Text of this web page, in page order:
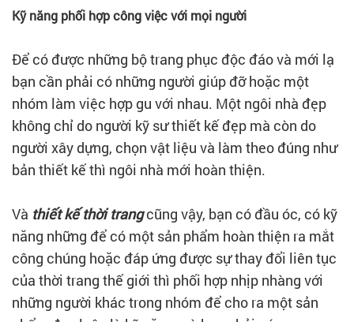
Kỹ năng phối hợp công việc với mọi người
Để có được những bộ trang phục độc đáo và mới lạ
bạn cần phải có những người giúp đỡ hoặc một
nhóm làm việc hợp gu với nhau. Một ngôi nhà đẹp
không chỉ do người kỹ sư thiết kế đẹp mà còn do
người xây dựng, chọn vật liệu và làm theo đúng như
bản thiết kế thì ngôi nhà mới hoàn thiện.
Và thiết kế thời trangcũng vậy, bạn có đầu óc, có kỹ
năng những để có một sản phẩm hoàn thiện ra mắt
công chúng hoặc đáp ứng được sự thay đổi liên tục
của thời trang thế giới thì phối hợp nhịp nhàng với
những người khác trong nhóm để cho ra một sản